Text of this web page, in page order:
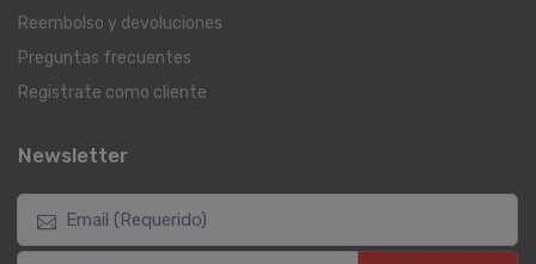
Reembolso y devoluciones
Preguntas frecuentes
Registrate como cliente
Newsletter